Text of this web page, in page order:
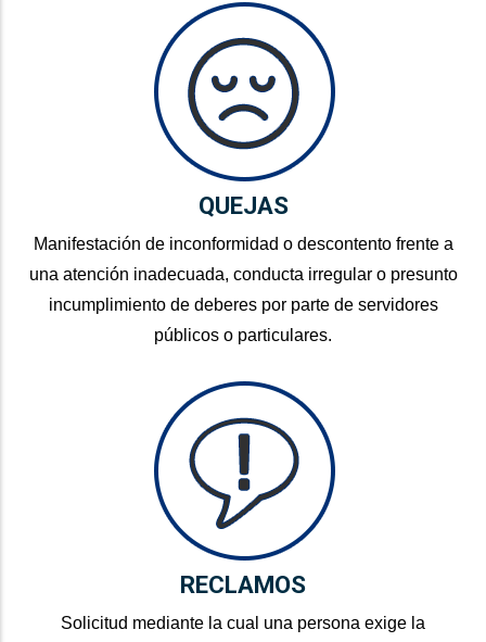
QUEJAS
Manifestación de inconformidad o descontento frente a
una atención inadecuada, conducta irregular o presunto
incumplimiento de deberes por parte de servidores
públicos o particulares.
RECLAMOS
Solicitud mediante la cual una persona exige la